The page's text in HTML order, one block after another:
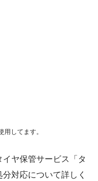
用してます。
ヤ保管サービス「タ
対応について詳しく